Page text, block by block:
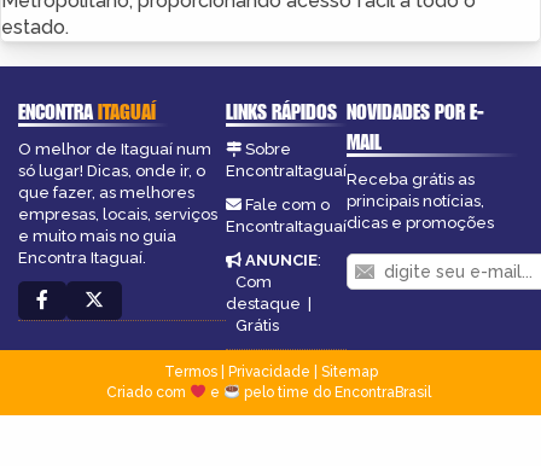
estado.
ENCONTRAITAGUAÍ
O melhor de Itaguaí num
só lugar! Dicas, onde ir, o
que fazer, as melhores
empresas, locais, serviços
e muito mais no guia
Encontra Itaguaí.
LINKS RÁPIDOS
Sobre
EncontraItaguaí
Fale com o
EncontraItaguaí
ANUNCIE:
Com
destaque |
Grátis
NOVIDADES POR E-
MAIL
Receba grátis as
principais notícias,
dicas e promoções
Termos| Privacidade
Sitemap
Criado com
e pelo time do EncontraBrasil